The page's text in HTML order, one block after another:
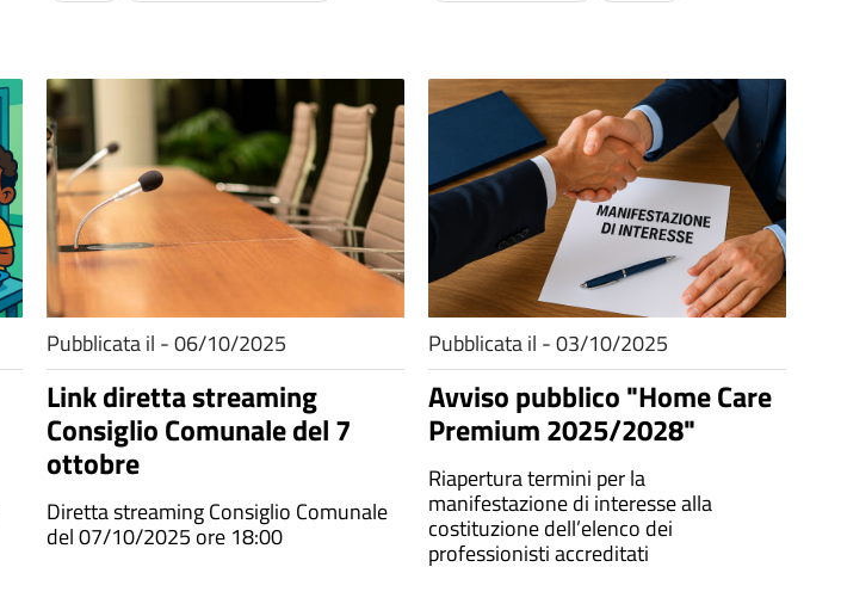
Pubblicata il - 06/10/2025
Link diretta streaming
Consiglio Comunale del 7
ottobre
Diretta streaming Consiglio Comunale
del 07/10/2025 ore 18:00
Pubblicata il - 03/10/2025
Avviso pubblico "Home Care
Premium 2025/2028"
Riapertura termini per la
manifestazione di interesse alla
costituzione dell’elenco dei
professionisti accreditati